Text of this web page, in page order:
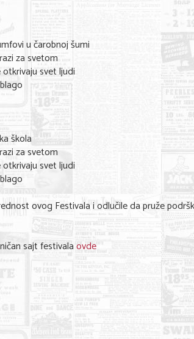
u čarobnoj šumi
za svetom
svet ljudi
škola
za svetom
svet ljudi
ovog Festivala i odlučile da pruže
sajt festivalaovde